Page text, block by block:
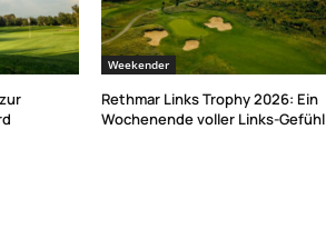
Weekender
Rethmar Links Trophy 2026: Ein
Wochenende voller Links-Gefühl